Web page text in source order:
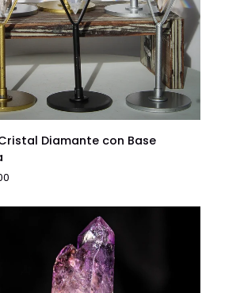
VISTA RÁPIDA
Diamante con Base